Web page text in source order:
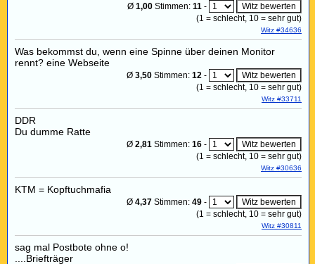
Ø 1,00 Stimmen: 11 -
(1 = schlecht, 10 = sehr gut)
Witz #34636
Was bekommst du, wenn eine Spinne über deinen Monitor
rennt? eine Webseite
Ø 3,50 Stimmen: 12 -
(1 = schlecht, 10 = sehr gut)
Witz #33711
DDR
Du dumme Ratte
Ø 2,81 Stimmen: 16 -
(1 = schlecht, 10 = sehr gut)
Witz #30636
KTM = Kopftuchmafia
Ø 4,37 Stimmen: 49 -
(1 = schlecht, 10 = sehr gut)
Witz #30811
sag mal Postbote ohne o!
....Briefträger